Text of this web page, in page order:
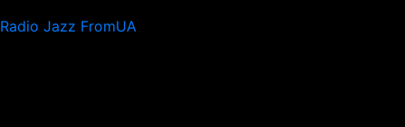
Radio Jazz FromUA